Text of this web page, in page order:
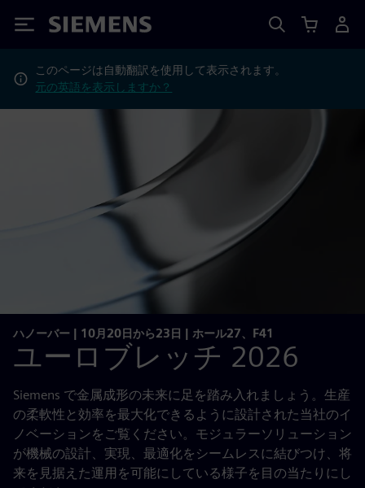
Siemens
このページは自動翻訳を使用して表示されます。
元の英語を表示しますか？
ハノーバー | 10月20日から23日 | ホール27、F41
ユーロブレッチ 2026
Siemens で金属成形の未来に足を踏み入れましょう。生産
の柔軟性と効率を最大化できるように設計された当社のイ
ノベーションをご覧ください。モジュラーソリューション
が機械の設計、実現、最適化をシームレスに結びつけ、将
来を見据えた運用を可能にしている様子を目の当たりにし